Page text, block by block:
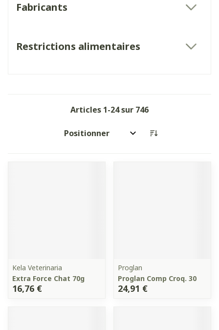
Fabricants
Restrictions alimentaires
Articles 1-24sur 746
Trier par:
Kela Veterinaria
Extra Force Chat 70g
16,76 €
Proglan
Proglan Comp Croq. 30
24,91 €